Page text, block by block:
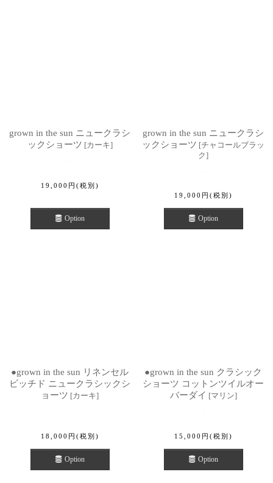
grown in the sun ニュークラシ
ックショーツ [カーキ]
19,000 円 (税別)
Option
grown in the sun ニュークラシ
ックショーツ [チャコールブラッ
ク]
19,000 円 (税別)
Option
●grown in the sun リネンセル
ビッチド ニュークラシックシ
ョーツ [カーキ]
18,000 円 (税別)
Option
●grown in the sun クラシック
ショーツ コットンツイルオー
バーダイ [マリン]
15,000 円 (税別)
Option